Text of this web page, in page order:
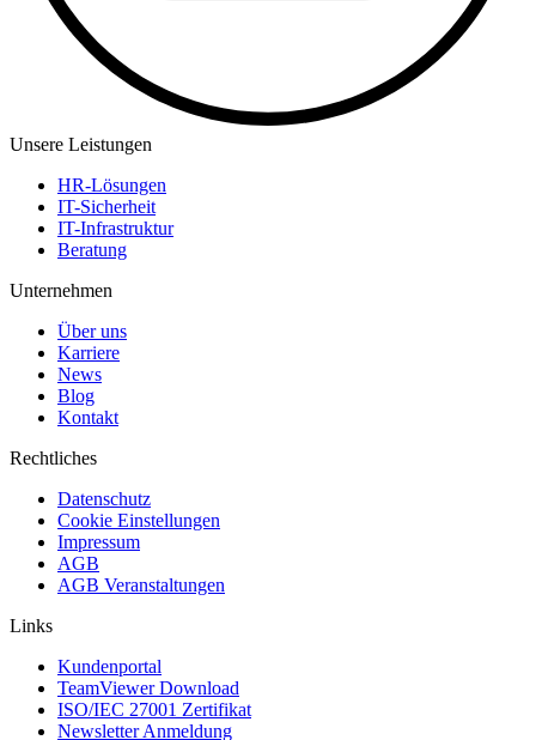
Unsere Leistungen
HR-Lösungen
IT-Sicherheit
IT-Infrastruktur
Beratung
Unternehmen
Über uns
Karriere
News
Blog
Kontakt
Rechtliches
Datenschutz
Cookie Einstellungen
Impressum
AGB
AGB Veranstaltungen
Links
Kundenportal
TeamViewer Download
ISO/IEC 27001 Zertifikat
Newsletter Anmeldung